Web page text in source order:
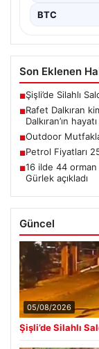
BTC
Son Eklenen
■Şişli’de Silahlı
■Rafet Dalkıran
Dalkıran’ın hayatı
■Outdoor
■Petrol Fiyatları
■16 ilde 44 orman
Gürlek açıkladı
Güncel
05/08/2026
Şişli’de Silahlı